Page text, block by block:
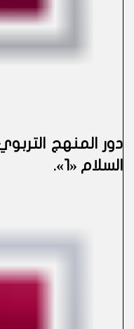
دور المنهج
السلام «1»
.